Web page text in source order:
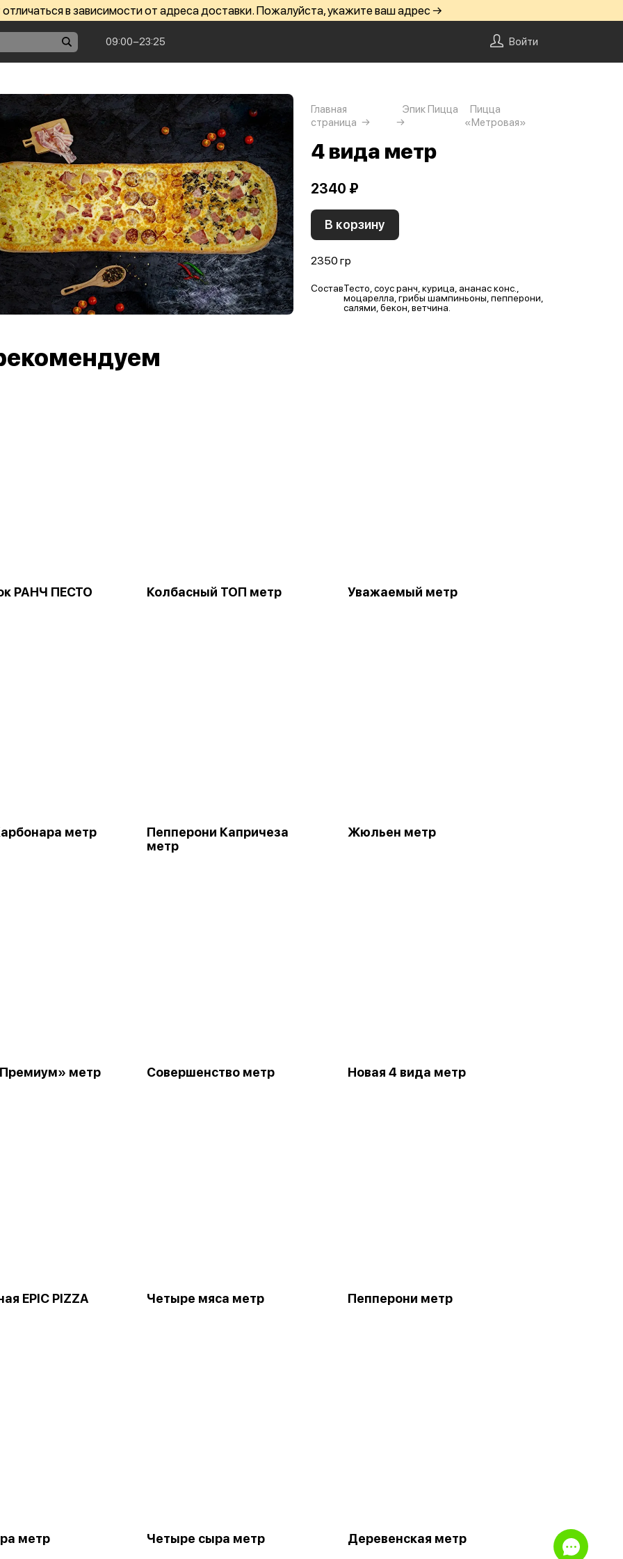
в зависимости от адреса доставки. Пожалуйста, укажите ваш адрес →
09:00−23:25 Войти
Главная
страница
Эпик Пицца
Пицца
«Метровая»
4 вида метр
2340 ₽
В корзину
2350 гр
СоставТесто, соус ранч, курица, ананас конс.,
моцарелла, грибы шампиньоны, пепперони,
салями, бекон, ветчина.
РАНЧ ПЕСТО
Колбасный ТОП метр Уважаемый метр
метр
Пепперони Капричеза
метр
Жюльен метр
метр Совершенство метр Новая 4 вида метр
EPIC PIZZA
Четыре мяса метр Пепперони метр
метр Четыре сыра метр Деревенская метр